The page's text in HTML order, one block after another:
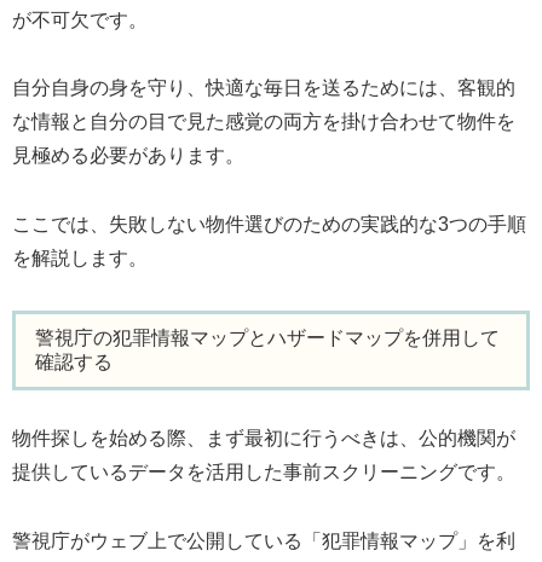
が不可欠です。
自分自身の身を守り、快適な毎日を送るためには、客観的
な情報と自分の目で見た感覚の両方を掛け合わせて物件を
見極める必要があります。
ここでは、失敗しない物件選びのための実践的な3つの手順
を解説します。
警視庁の犯罪情報マップとハザードマップを併用して
確認する
物件探しを始める際、まず最初に行うべきは、公的機関が
提供しているデータを活用した事前スクリーニングです。
警視庁がウェブ上で公開している「犯罪情報マップ」を利